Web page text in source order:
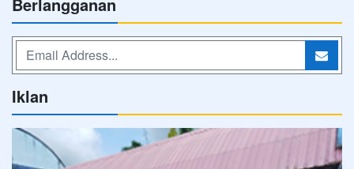
Iklan